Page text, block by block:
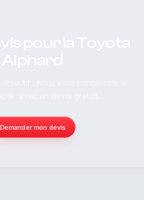
Demander mon devis